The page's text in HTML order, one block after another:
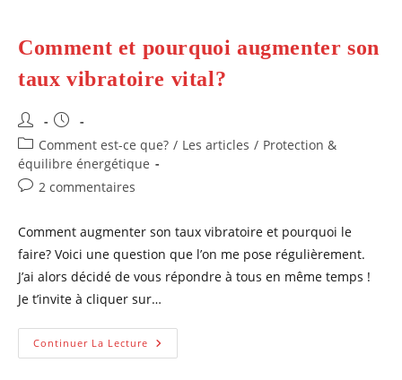
Comment et pourquoi augmenter son
taux vibratoire vital?
Auteur/autrice
de
la
publication :
Publication
publiée :
Post
category:
Comment est-ce que? / Les articles / Protection &
équilibre énergétique
Commentaires
la
publication :
2 commentaires
Comment augmenter son taux vibratoire et pourquoi le
faire? Voici une question que l’on me pose régulièrement.
J’ai alors décidé de vous répondre à tous en même temps !
Je t’invite à cliquer sur…
Continuer La Lecture Comment
Et